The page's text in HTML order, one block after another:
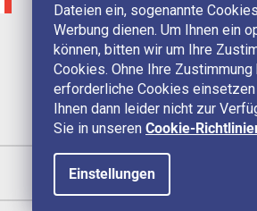
Dateien ein, sogenannte
Werbung dienen. Um Ihnen ein
können, bitten wir um Ihre
Cookies. Ohne Ihre
erforderliche Cookies
Ihnen dann leider nicht zur
Sie in unseren Cookie-
Einstellungen